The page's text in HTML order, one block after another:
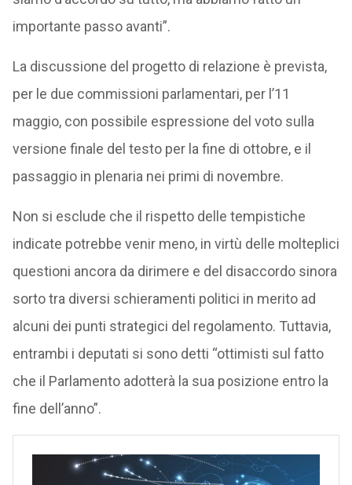
importante passo avanti”.
La discussione del progetto di relazione è prevista,
per le due commissioni parlamentari, per l’11
maggio, con possibile espressione del voto sulla
versione finale del testo per la fine di ottobre, e il
passaggio in plenaria nei primi di novembre.
Non si esclude che il rispetto delle tempistiche
indicate potrebbe venir meno, in virtù delle molteplici
questioni ancora da dirimere e del disaccordo sinora
sorto tra diversi schieramenti politici in merito ad
alcuni dei punti strategici del regolamento. Tuttavia,
entrambi i deputati si sono detti “ottimisti sul fatto
che il Parlamento adotterà la sua posizione entro la
fine dell’anno”.